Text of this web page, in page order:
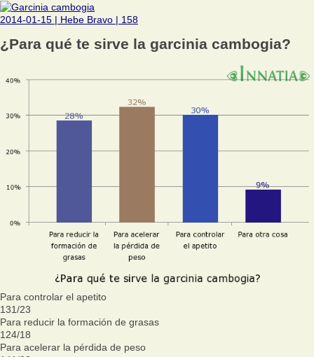
2014-01-15 | Hebe Bravo | 158
¿Para qué te sirve la garcinia cambogia?
Para controlar el apetito
131/23
Para reducir la formación de grasas
124/18
Para acelerar la pérdida de peso